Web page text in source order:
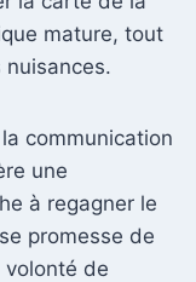
mature, tout
communication
une
à regagner le
promesse de
volonté de